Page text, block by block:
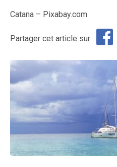
Catana – Pixabay.com
Partager cet article sur